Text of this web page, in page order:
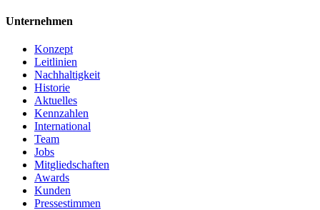
Unternehmen
Konzept
Leitlinien
Nachhaltigkeit
Historie
Aktuelles
Kennzahlen
International
Team
Jobs
Mitgliedschaften
Awards
Kunden
Pressestimmen